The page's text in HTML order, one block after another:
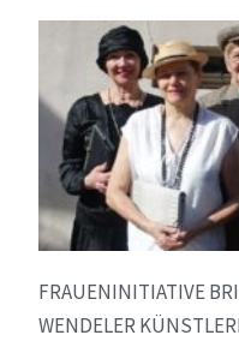
FRAUENINITIATIVE
WENDELER